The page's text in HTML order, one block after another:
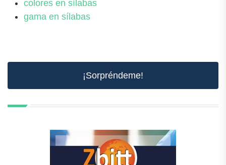
colores en sílabas
gama en sílabas
¡Sorpréndeme!